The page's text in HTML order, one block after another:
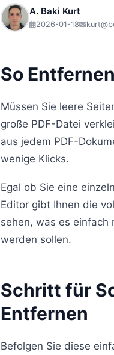
A. Baki Kurt
2026-01-18
So
Müssen Sie leere
große PDF-Datei
aus jedem PDF-
wenige Klicks.
Egal ob Sie eine
Editor gibt Ihnen die
sehen, was es einfach
werden sollen.
Schritt für
Entfernen
Befolgen Sie diese